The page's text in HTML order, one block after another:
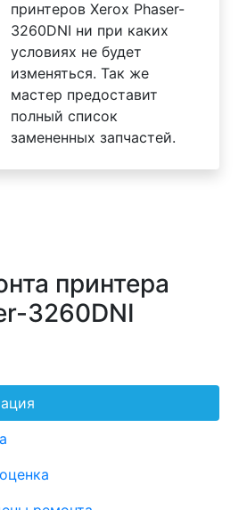
принтеров Xerox Phaser-
3260DNI ни при каких
условиях не будет
изменяться. Так же
мастер предоставит
полный список
замененных запчастей.
принтера
3260DNI